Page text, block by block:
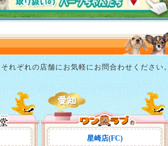
れぞれの店舗にお気軽にお問合わせください。
星崎店(FC)